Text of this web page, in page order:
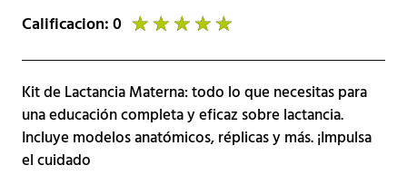
Calificacion: 0 ★★★★★
Kit de Lactancia Materna: todo lo que necesitas para
una educación completa y eficaz sobre lactancia.
Incluye modelos anatómicos, réplicas y más. ¡Impulsa
el cuidado